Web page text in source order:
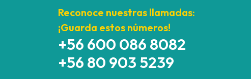
Reconoce nuestras llamadas:
¡Guarda estos números!
+56 600 086 8082
+56 80 903 5239